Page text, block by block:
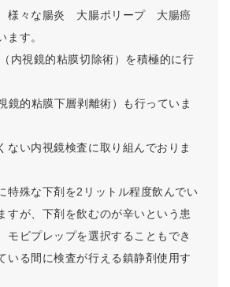
様々な腸炎 大腸ポリープ 大腸癌
ます。
（内視鏡的粘膜切除術）を積極的に行
鏡的粘膜下層剥離術）も行っていま
ない内視鏡検査に取り組んでおりま
特殊な下剤を2リットル程度飲んでい
すが、下剤を飲むのが辛いという患
モビプレップを選択することもでき
いる間に検査が行える鎮静剤使用す